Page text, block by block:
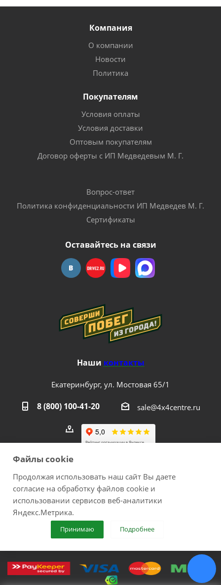
Компания
О компании
Новости
Политика
Покупателям
Условия оплаты
Условия доставки
Оптовым покупателям
Договор оферты с ИП Медведевым М. Г.
Вопрос-ответ
Политика конфиденциальности ИП Медведев М. Г.
Сертификаты
Оставайтесь на связи
Наши контакты
Екатеринбург, ул. Мостовая 65/1
8 (800) 100-41-20 sale@4x4centre.ru
2026 © 4х4Centre - интернет-магазин внедорожного
оборудования с доставкой по России. Соверши побег из
города!.
ИП Медведев Михаил Геннадьевич ОГРНИП №
Файлы cookie
Продолжая использовать наш сайт Вы даете
согласие на обработку файлов cookie и
использовании сервисов веб-аналитики
Яндекс.Метрика.
Принимаю Подробнее